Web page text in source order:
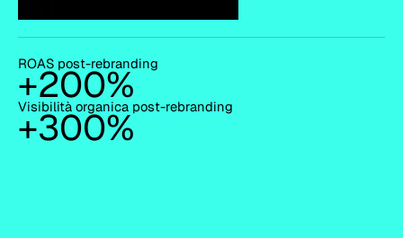
ROAS post-rebranding
+200%
Visibilità organica post-rebranding
+300%